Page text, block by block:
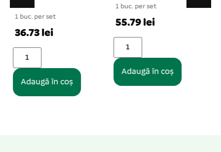
1 buc. per set
55.79 lei
40-58 cm
1 buc. per set